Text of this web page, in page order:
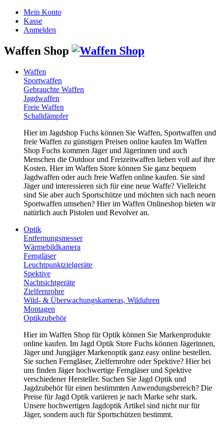
Mein Konto
Kasse
Anmelden
Waffen Shop
Waffen
Sportwaffen
Gebrauchte Waffen
Jagdwaffen
Freie Waffen
Schalldämpfer
Hier im Jagdshop Fuchs können Sie Waffen, Sportwaffen und
freie Waffen zu günstigen Preisen online kaufen Im Waffen
Shop Fuchs kommen Jäger und Jägerinnen und auch
Menschen die Outdoor und Freizeitwaffen lieben voll auf ihre
Kosten. Hier im Waffen Store können Sie ganz bequem
Jagdwaffen oder auch freie Waffen online kaufen. Sie sind
Jäger und interessieren sich für eine neue Waffe? Vielleicht
sind Sie aber auch Sportschütze und möchten sich nach neuen
Sportwaffen umsehen? Hier im Waffen Onlineshop bieten wir
natürlich auch Pistolen und Revolver an.
Optik
Entfernungsmesser
Wärmebildkamera
Ferngläser
Leuchtpunktzielgeräte
Spektive
Nachtsichtgeräte
Zielfernrohre
Wild- & Überwachungskameras, Wilduhren
Montagen
Optikzubehör
Hier im Waffen Shop für Optik können Sie Markenprodukte
online kaufen. Im Jagd Optik Store Fuchs können Jägerinnen,
Jäger und Jungjäger Markenoptik ganz easy online bestellen.
Sie suchen Ferngläser, Zielfernrohre oder Spektive? Hier bei
uns finden Jäger hochwertige Ferngläser und Spektive
verschiedener Hersteller. Suchen Sie Jagd Optik und
Jagdzubehör für einen bestimmten Anwendungsbereich? Die
Preise für Jagd Optik variieren je nach Marke sehr stark.
Unsere hochwertigen Jagdoptik Artikel sind nicht nur für
Jäger, sondern auch für Sportschützen bestimmt.